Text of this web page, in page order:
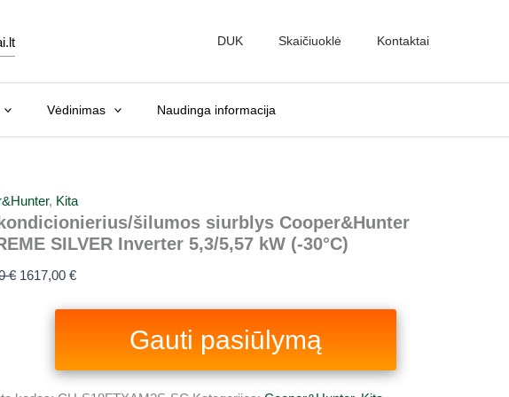
DUK Skaičiuoklė Kontaktai
Vėdinimas Naudinga informacija
, Kita
šilumos siurblys Cooper&Hunter
SILVER Inverter 5,3/5,57 kW (-30°C)
€ 1617,00€
Gauti pasiūlymą